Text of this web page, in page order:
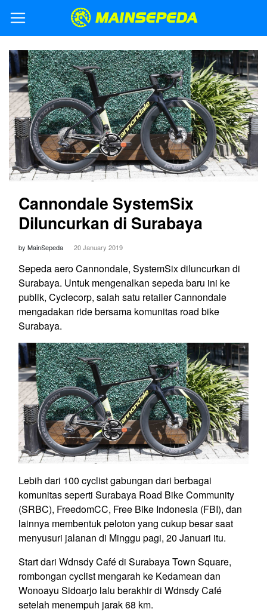
Cannondale SystemSix
Diluncurkan di Surabaya
by MainSepeda 20 January 2019
Sepeda aero Cannondale, SystemSix diluncurkan di
Surabaya. Untuk mengenalkan sepeda baru ini ke
publik, Cyclecorp, salah satu retailer Cannondale
mengadakan ride bersama komunitas road bike
Surabaya.
Lebih dari 100 cyclist gabungan dari berbagai
komunitas seperti Surabaya Road Bike Community
(SRBC), FreedomCC, Free Bike Indonesia (FBI), dan
lainnya membentuk peloton yang cukup besar saat
menyusuri jalanan di Minggu pagi, 20 Januari itu.
Start dari Wdnsdy Café di Surabaya Town Square,
rombongan cyclist mengarah ke Kedamean dan
Wonoayu Sidoarjo lalu berakhir di Wdnsdy Café
setelah menempuh jarak 68 km.